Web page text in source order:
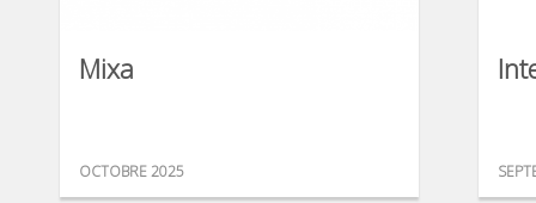
Mixa
OCTOBRE 2025